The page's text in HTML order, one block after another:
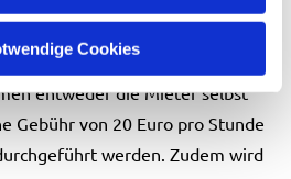
Cookies
Empfang/Sonstiges
entweder die Mieter selbst
Gebühr von 20 Euro pro Stunde
werden. Zudem wird